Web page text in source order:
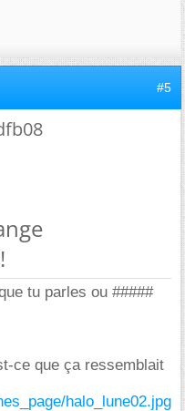
#5
tu parles ou #####
ce que ça ressemblait
halo_lune02.jpg